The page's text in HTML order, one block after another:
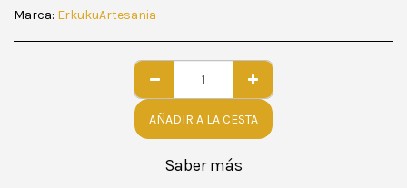
Marca: ErkukuArtesania
AÑADIR A LA CESTA
Saber más